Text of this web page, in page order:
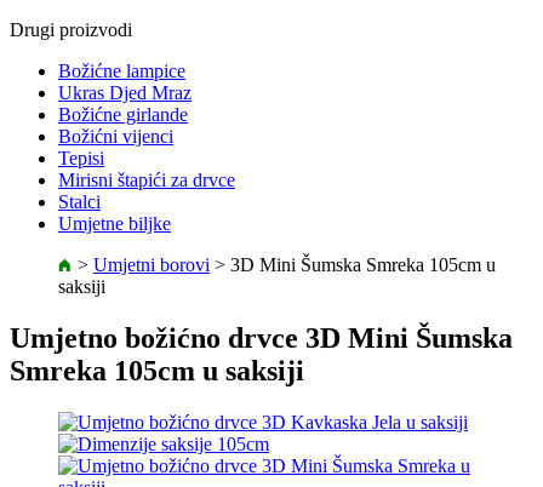
Drugi proizvodi
Božićne lampice
Ukras Djed Mraz
Božićne girlande
Božićni vijenci
Tepisi
Mirisni štapići za drvce
Stalci
Umjetne biljke
> Umjetni borovi > 3D Mini Šumska Smreka 105cm u
saksiji
Umjetno božićno drvce 3D Mini Šumska
Smreka 105cm u saksiji